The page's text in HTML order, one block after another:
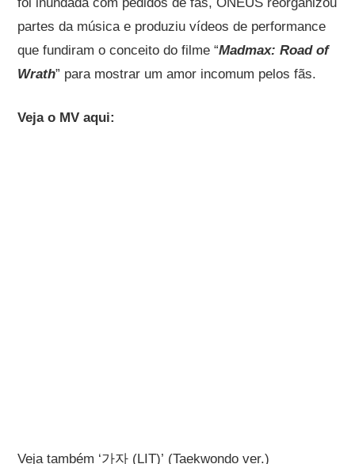
partes da música e produziu vídeos de performance
que fundiram o conceito do filme “Madmax: Road of
Wrath” para mostrar um amor incomum pelos fãs.
Veja o MV aqui:
Veja também ‘가자 (LIT)’ (Taekwondo ver.)